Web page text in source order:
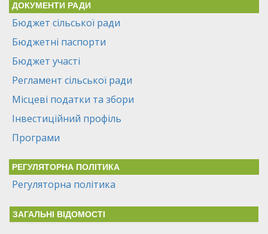
ДОКУМЕНТИ РАДИ
Бюджет сільської ради
Бюджетні паспорти
Бюджет участі
Регламент сільської ради
Місцеві податки та збори
Інвестиційний профіль
Програми
РЕГУЛЯТОРНА ПОЛІТИКА
Регуляторна політика
ЗАГАЛЬНІ ВІДОМОСТІ